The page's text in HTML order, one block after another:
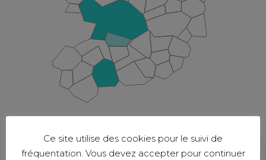
Ce site utilise des cookies pour le suivi de
fréquentation. Vous devez accepter pour continuer